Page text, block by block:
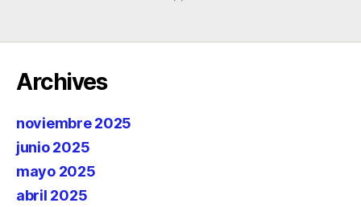
Archives
noviembre 2025
junio 2025
mayo 2025
abril 2025